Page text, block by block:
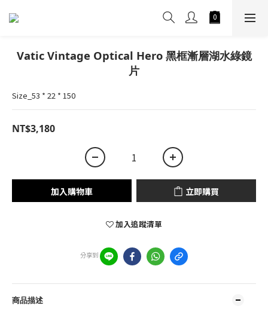
Vatic Vintage Optical Hero 黑框漸層湖水綠鏡
片
Size_53 * 22 * 150
NT$3,180
加入購物車 立即購買
加入追蹤清單
分享到
商品描述